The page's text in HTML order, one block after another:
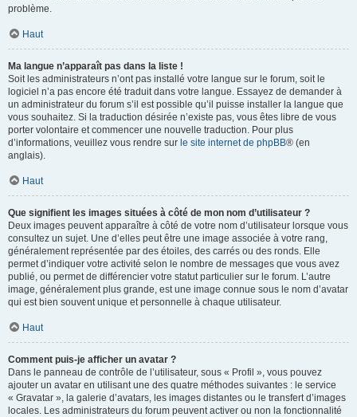
problème.
Haut
Ma langue n’apparaît pas dans la liste !
Soit les administrateurs n’ont pas installé votre langue sur le forum, soit le
logiciel n’a pas encore été traduit dans votre langue. Essayez de demander à
un administrateur du forum s’il est possible qu’il puisse installer la langue que
vous souhaitez. Si la traduction désirée n’existe pas, vous êtes libre de vous
porter volontaire et commencer une nouvelle traduction. Pour plus
d’informations, veuillez vous rendre sur le site internet de phpBB® (en
anglais).
Haut
Que signifient les images situées à côté de mon nom d’utilisateur ?
Deux images peuvent apparaître à côté de votre nom d’utilisateur lorsque vous
consultez un sujet. Une d’elles peut être une image associée à votre rang,
généralement représentée par des étoiles, des carrés ou des ronds. Elle
permet d’indiquer votre activité selon le nombre de messages que vous avez
publié, ou permet de différencier votre statut particulier sur le forum. L’autre
image, généralement plus grande, est une image connue sous le nom d’avatar
qui est bien souvent unique et personnelle à chaque utilisateur.
Haut
Comment puis-je afficher un avatar ?
Dans le panneau de contrôle de l’utilisateur, sous « Profil », vous pouvez
ajouter un avatar en utilisant une des quatre méthodes suivantes : le service
« Gravatar », la galerie d’avatars, les images distantes ou le transfert d’images
locales. Les administrateurs du forum peuvent activer ou non la fonctionnalité